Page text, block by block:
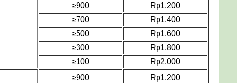
≥900
Rp1.200
≥700
Rp1.400
≥500
Rp1.600
≥300
Rp1.800
≥100
Rp2.000
≥900 Rp1.200